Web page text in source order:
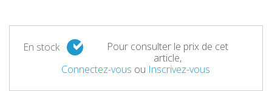
En stock
Pour consulter le prix de cet
article,
Connectez-vous ou Inscrivez-vous